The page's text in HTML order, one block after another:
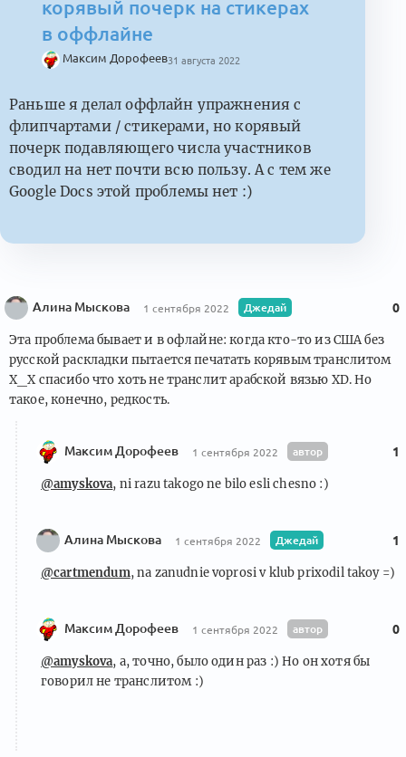
корявый почерк на стикерах
в оффлайне
Максим Дорофеев31 августа 2022
Раньше я делал оффлайн упражнения с
флипчартами / стикерами, но корявый
почерк подавляющего числа участников
сводил на нет почти всю пользу. А с тем же
Google Docs этой проблемы нет :)
Алина Мыскова 1 сентября 2022 Джедай 0
Эта проблема бывает и в офлайне: когда кто-то из США без
русской раскладки пытается печатать корявым транслитом
Х_Х спасибо что хоть не транслит арабской вязью XD. Но
такое, конечно, редкость.
Максим Дорофеев 1 сентября 2022 автор 1
@amyskova, ni razu takogo ne bilo esli chesno :)
Алина Мыскова 1 сентября 2022 Джедай 1
@cartmendum, na zanudnie voprosi v klub prixodil takoy =)
Максим Дорофеев 1 сентября 2022 автор 0
@amyskova, а, точно, было один раз :) Но он хотя бы
говорил не транслитом :)